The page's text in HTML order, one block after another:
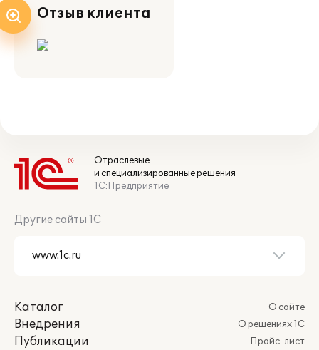
Отзыв клиента
Отраслевые
и специализированные решения
1С:Предприятие
Другие сайты 1С
Каталог
Внедрения
Публикации
О сайте
О решениях 1С
Прайс-лист